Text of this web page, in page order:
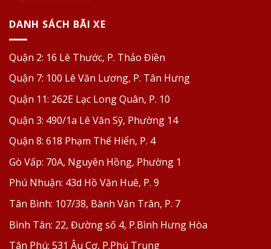
DANH SÁCH BÃI XE
Quận 2: 16 Lê Thước, P. Thảo Điền
Quận 7: 100 Lê Văn Lương, P. Tân Hưng
Quận 11: 262E Lạc Long Quân, P. 10
Quận 3: 490/1a Lê Văn Sỹ, Phường 14
Quận 8: 618 Phạm Thế Hiển, P. 4
Gò Vấp: 70A, Nguyên Hồng, Phường 1
Phú Nhuận: 43d Hồ Văn Huê, P. 9
Tân Bình: 107/38, Bành Văn Trân, P. 7
Bình Tân: 22, Đường số 4, P.Bình Hưng Hòa
Tân Phú: 531 Âu Cơ, P.Phú Trung